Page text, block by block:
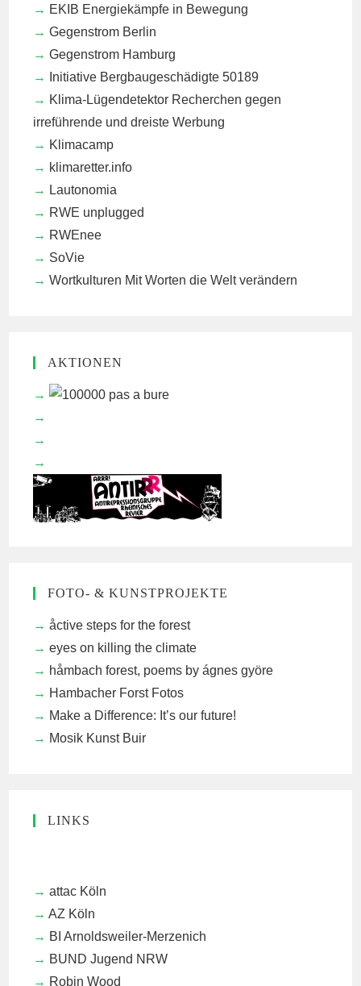
EKIB Energiekämpfe in Bewegung
Gegenstrom Berlin
Gegenstrom Hamburg
Initiative Bergbaugeschädigte 50189
Klima-Lügendetektor Recherchen gegen
irreführende und dreiste Werbung
Klimacamp
klimaretter.info
Lautonomia
RWE unplugged
RWEnee
SoVie
Wortkulturen Mit Worten die Welt verändern
AKTIONEN
FOTO- & KUNSTPROJEKTE
åctive steps for the forest
eyes on killing the climate
håmbach forest, poems by ágnes györe
Hambacher Forst Fotos
Make a Difference: It’s our future!
Mosik Kunst Buir
LINKS
attac Köln
AZ Köln
BI Arnoldsweiler-Merzenich
BUND Jugend NRW
Robin Wood